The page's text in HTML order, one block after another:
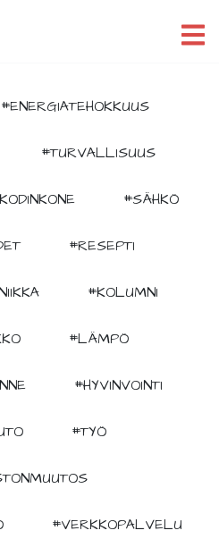
#ENERGIATEHOKKUUS
#TURVALLISUUS
#SÄHKÖ
#RESEPTI
#KOLUMNI
#LÄMPÖ
#HYVINVOINTI
#TYÖ
#VERKKOPALVELU